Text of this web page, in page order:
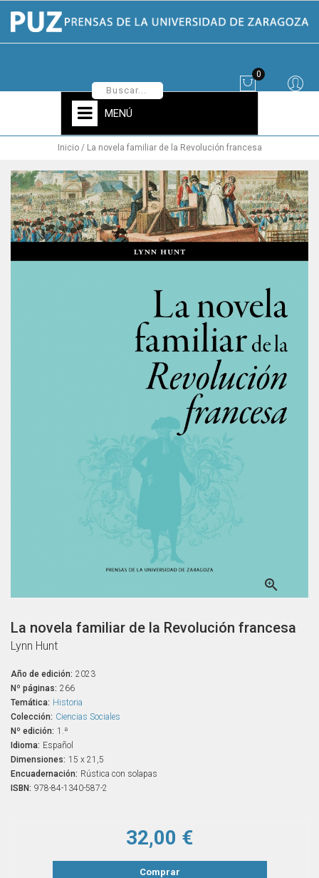
0
MENÚ
Inicio La novela familiar de la Revolución francesa

La novela familiar de la Revolución francesa
Lynn Hunt
Año de edición: 2023
Nº páginas: 266
Temática: Historia
Colección: Ciencias Sociales
Nº edición: 1.ª
Idioma: Español
Dimensiones: 15 x 21,5
Encuadernación: Rústica con solapas
ISBN: 978-84-1340-587-2
32,00 €
Comprar